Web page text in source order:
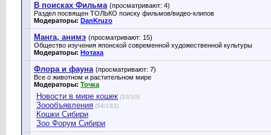
В поисках Фильма (просматривают: 4)
Раздел посвящен ТОЛЬКО поиску фильмов/видео-клипов
Модераторы: DanKruzo
Манга, анимэ (просматривают: 15)
Общество изучения японской современной художественной культуры
Модераторы: Нотаха
Флора и фауна (просматривают: 7)
Все о животном и растительном мире
Модераторы: Точка
Новости в мире кошек (10/10)
Зоообъявления (54/183)
Кошки Сибири
Зоо Форум Сибири